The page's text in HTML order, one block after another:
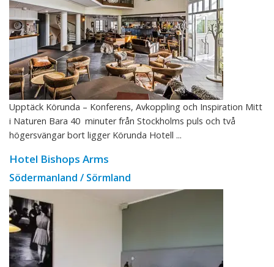
Upptäck Körunda – Konferens, Avkoppling och Inspiration Mitt
i Naturen Bara 40 minuter från Stockholms puls och två
högersvängar bort ligger Körunda Hotell ...
Hotel Bishops Arms
Södermanland / Sörmland